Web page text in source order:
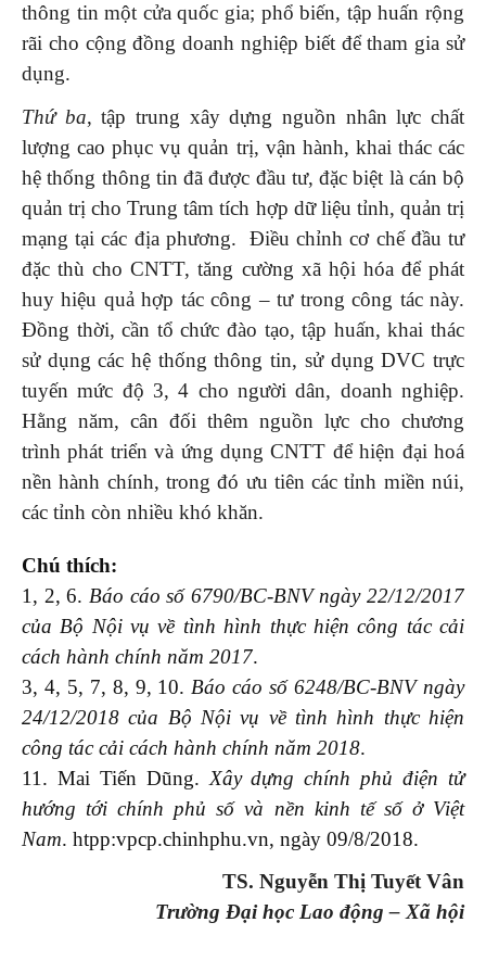
thông tin một cửa quốc gia; phổ biến, tập huấn rộng
rãi cho cộng đồng doanh nghiệp biết để tham gia sử
dụng.
Thứ ba, tập trung xây dựng nguồn nhân lực chất
lượng cao phục vụ quản trị, vận hành, khai thác các
hệ thống thông tin đã được đầu tư, đặc biệt là cán bộ
quản trị cho Trung tâm tích hợp dữ liệu tỉnh, quản trị
mạng tại các địa phương. Điều chỉnh cơ chế đầu tư
đặc thù cho CNTT, tăng cường xã hội hóa để phát
huy hiệu quả hợp tác công – tư trong công tác này.
Đồng thời, cần tổ chức đào tạo, tập huấn, khai thác
sử dụng các hệ thống thông tin, sử dụng DVC trực
tuyến mức độ 3, 4 cho người dân, doanh nghiệp.
Hằng năm, cân đối thêm nguồn lực cho chương
trình phát triển và ứng dụng CNTT để hiện đại hoá
nền hành chính, trong đó ưu tiên các tỉnh miền núi,
các tỉnh còn nhiều khó khăn.
Chú thích:
1, 2, 6. Báo cáo số 6790/BC-BNV ngày 22/12/2017
của Bộ Nội vụ về tình hình thực hiện công tác cải
cách hành chính năm 2017.
3, 4, 5, 7, 8, 9, 10.Báo cáo số 6248/BC-BNV ngày
24/12/2018 của Bộ Nội vụ về tình hình thực hiện
công tác cải cách hành chính năm 2018.
11. Mai Tiến Dũng.Xây dựng chính phủ điện tử
hướng tới chính phủ số và nền kinh tế số ở Việt
Nam. htpp:vpcp.chinhphu.vn, ngày 09/8/2018.
TS. Nguyễn Thị Tuyết Vân
Trường Đại học Lao động – Xã hội